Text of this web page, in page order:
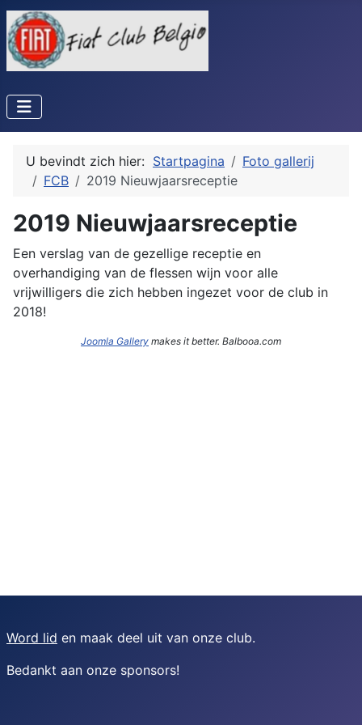
U bevindt zich hier: Startpagina
Foto gallerij
FCB
2019 Nieuwjaarsreceptie
2019 Nieuwjaarsreceptie
Een verslag van de gezellige receptie en
overhandiging van de flessen wijn voor alle
vrijwilligers die zich hebben ingezet voor de club in
2018!
Joomla Gallery makes it better. Balbooa.com
Word lid en maak deel uit van onze club.
Bedankt aan onze sponsors!